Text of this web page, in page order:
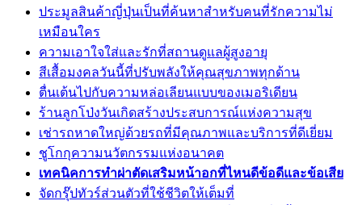
ประมูลสินค้าญี่ปุ่นเป็นที่ค้นหาสำหรับคนที่รักความไม่
เหมือนใคร
ความเอาใจใส่และรักที่สถานดูแลผู้สูงอายุ
สีเสื้อมงคลวันนี้ที่ปรับพลังให้คุณสุขภาพทุกด้าน
ตื่นเต้นไปกับความหล่อเลียนแบบของเมอริเดียน
ร้านลูกโป่งวันเกิดสร้างประสบการณ์แห่งความสุข
เช่ารถหาดใหญ่ด้วยรถที่มีคุณภาพและบริการที่ดีเยี่ยม
ชูโกกุความนวัตกรรมแห่งอนาคต
เทคนิคการทำผ่าตัดเสริมหน้าอกที่ไหนดีข้อดีและข้อเสีย
จัดกรุ๊ปทัวร์ส่วนตัวที่ใช้ชีวิตให้เต็มที่